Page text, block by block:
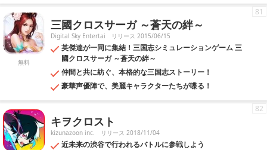
無料
三國クロスサーガ ～蒼天の絆～
Digital Sky Entertai リリース 2015/06/15
英傑達が一同に集結！三国志シミュレーションゲーム 三
國クロスサーガ ～蒼天の絆～
仲間と共に紡ぐ、本格的な三国志ストーリー！
豪華声優陣で、美麗キャラクターたちが喋る！
81
キヲクロスト
kizunazoon inc. リリース 2018/11/04
近未来の渋谷で行われるバトルに参戦しよう
82